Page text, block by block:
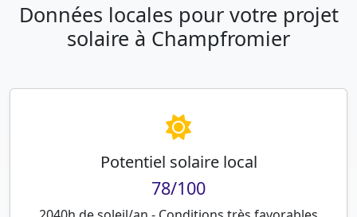
Données locales pour votre projet
solaire à Champfromier
Potentiel solaire local
78/100